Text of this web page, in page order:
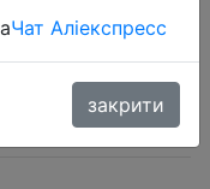
Чат Аліекспресс
закрити